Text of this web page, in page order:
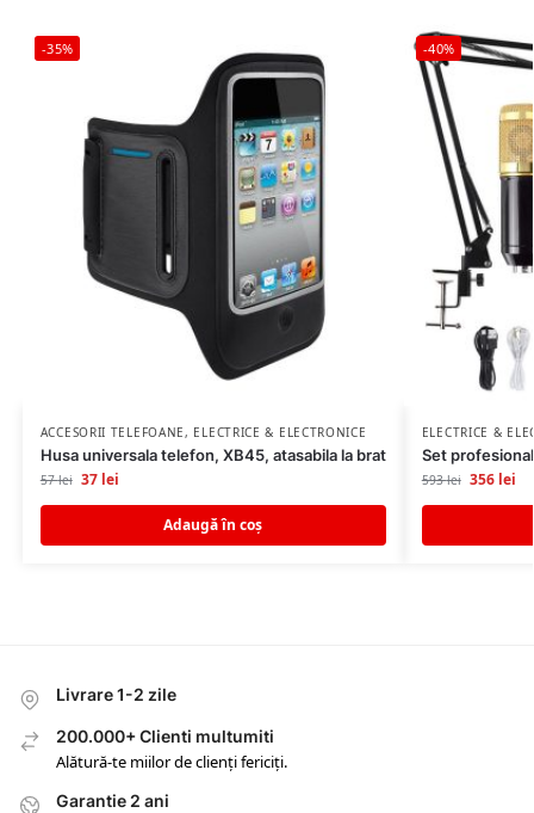
-35%
ACCESORII TELEFOANE, ELECTRICE & ELECTRONICE
Husa universala telefon, XB45, atasabila la brat
57lei 37 lei
Adaugă în coș
-40%
ELECTRICE &
Set
593lei 356 lei
Livrare 1-2 zile
200.000+ Clienti multumiti
Alătură-te miilor de clienți fericiți.
Garantie 2 ani